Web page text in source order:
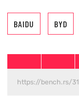
BAIDU BYD